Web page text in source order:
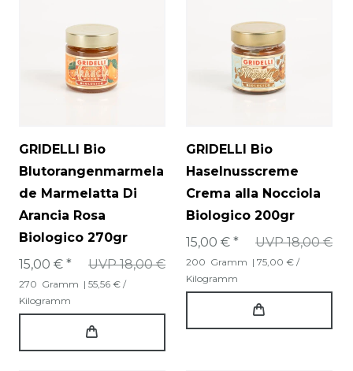
GRIDELLI Bio
Blutorangenmarmela
de Marmelatta Di
Arancia Rosa
Biologico 270gr
UVP 18,00 €
15,00 € *
270 Gramm | 55,56 € /
Kilogramm
GRIDELLI Bio
Haselnusscreme
Crema alla Nocciola
Biologico 200gr
UVP 18,00 €
15,00 € *
200 Gramm | 75,00 € /
Kilogramm